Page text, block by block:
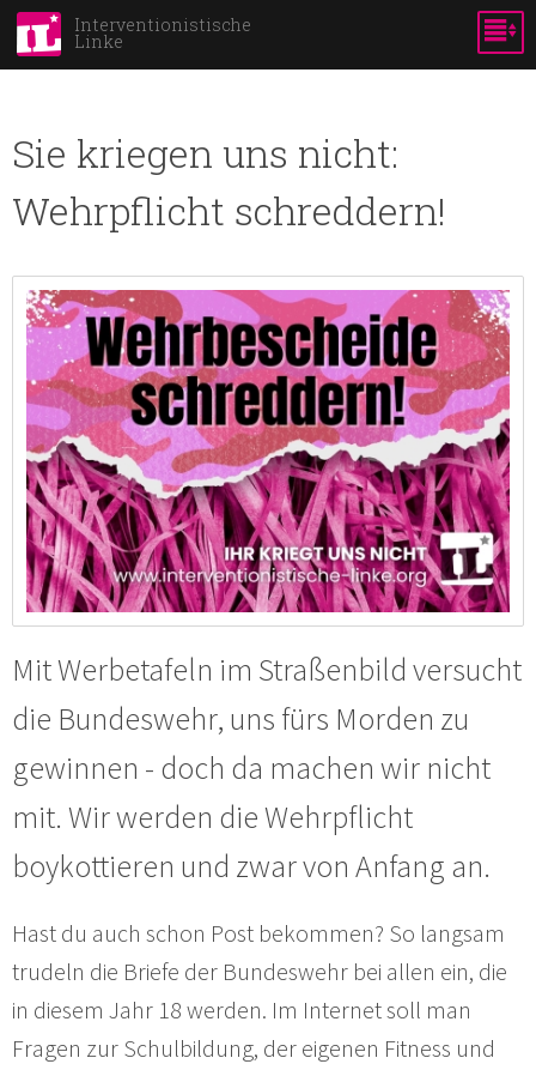
Skip to
content
Interventionistische
Linke
Sie kriegen uns nicht:
Wehrpflicht schreddern!
Mit Werbetafeln im Straßenbild versucht
die Bundeswehr, uns fürs Morden zu
gewinnen - doch da machen wir nicht
mit. Wir werden die Wehrpflicht
boykottieren und zwar von Anfang an.
Hast du auch schon Post bekommen? So langsam
trudeln die Briefe der Bundeswehr bei allen ein, die
in diesem Jahr 18 werden. Im Internet soll man
Fragen zur Schulbildung, der eigenen Fitness und